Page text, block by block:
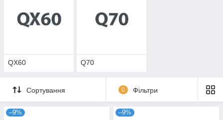
QX60 Q70
Сортування 0 Фільтри
–9% –9%